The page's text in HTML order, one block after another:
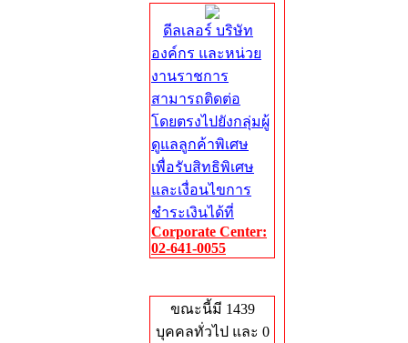
ดีลเลอร์ บริษัท
องค์กร และหน่วย
งานราชการ
สามารถติดต่อ
โดยตรงไปยังกลุ่มผู้
ดูแลลูกค้าพิเศษ
เพื่อรับสิทธิพิเศษ
และเงื่อนไขการ
ชำระเงินได้ที่
Corporate Center:
02-641-0055
ขณะนี้มี 1439
บุคคลทั่วไป และ 0